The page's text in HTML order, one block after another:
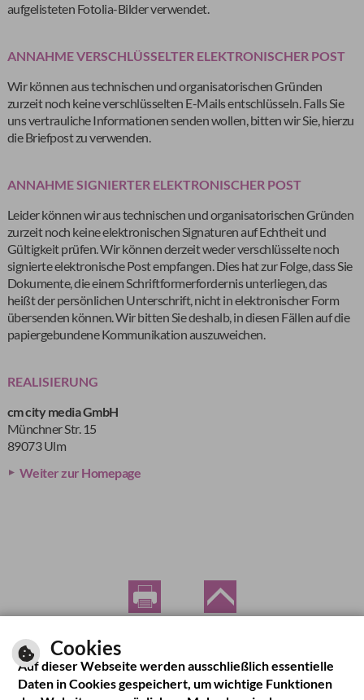
aufgelisteten Fotolia-Bilder verwendet.
ANNAHME VERSCHLÜSSELTER ELEKTRONISCHER POST
Wir können aus technischen und organisatorischen Gründen
zurzeit noch keine verschlüsselten E-Mails entschlüsseln. Falls Sie
uns vertrauliche Informationen senden wollen, bitten wir Sie, hierzu
die Briefpost zu verwenden.
ANNAHME SIGNIERTER ELEKTRONISCHER POST
Leider können wir aus technischen und organisatorischen Gründen
zurzeit noch keine elektronischen Signaturen auf Echtheit und
Gültigkeit prüfen. Wir können derzeit weder verschlüsselte noch
signierte elektronische Post empfangen. Dies hat zur Folge, dass Sie
Dokumente, die einem Schriftformerfordernis unterliegen, das
heißt der persönlichen Unterschrift, nicht in elektronischer Form
übersenden können. Wir bitten Sie deshalb, in diesen Fällen auf die
papiergebundene Kommunikation auszuweichen.
REALISIERUNG
cm city media GmbH
Münchner Str. 15
89073 Ulm
Weiter zur Homepage
Cookies
Auf dieser Webseite werden ausschließlich essentielle
Daten in Cookies gespeichert, um wichtige Funktionen